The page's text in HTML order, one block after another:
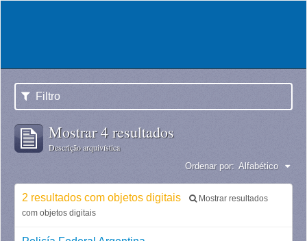
Filtro
Mostrar 4 resultados
Descrição arquivística
Ordenar por: Alfabético
2 resultados com objetos digitais
Mostrar resultados
com objetos digitais